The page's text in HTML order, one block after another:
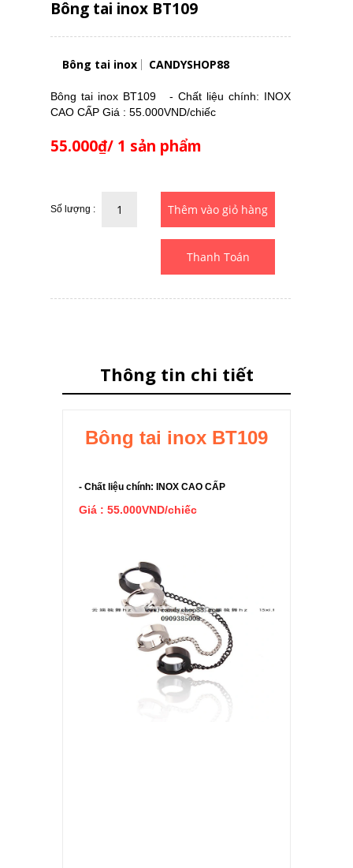
Bông tai inox BT109
Bông tai inox CANDYSHOP88
Bông tai inox BT109 - Chất liệu chính: INOX
CAO CẤP Giá : 55.000VND/chiếc
55.000₫/ 1 sản phẩm
Số lượng :
Thanh Toán
Thông tin chi tiết
Bông tai inox BT109
- Chất liệu chính: INOX CAO CẤP
Giá : 55.000VND/chiếc